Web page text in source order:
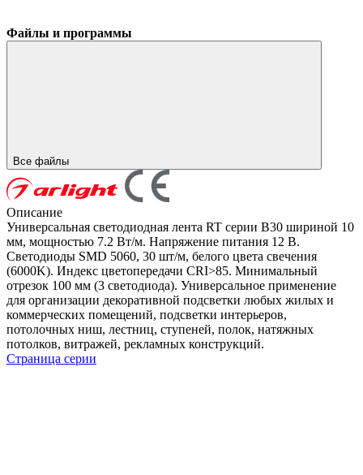
Файлы и программы
Все файлы
Описание
Универсальная светодиодная лента RT серии B30 шириной 10
мм, мощностью 7.2 Вт/м. Напряжение питания 12 В.
Светодиоды SMD 5060, 30 шт/м, белого цвета свечения
(6000K). Индекс цветопередачи CRI>85. Минимальный
отрезок 100 мм (3 светодиода). Универсальное применение
для организации декоративной подсветки любых жилых и
коммерческих помещений, подсветки интерьеров,
потолочных ниш, лестниц, ступеней, полок, натяжных
потолков, витражей, рекламных конструкций.
Страница серии